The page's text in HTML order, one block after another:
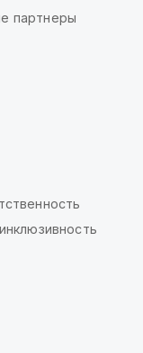
партнеры